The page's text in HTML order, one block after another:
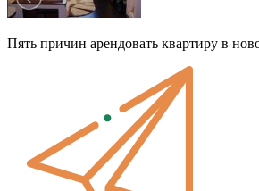
Пять причин арендовать квартиру в